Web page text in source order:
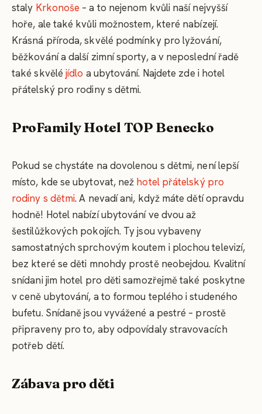
staly Krkonoše – a to nejenom kvůli naší nejvyšší
hoře, ale také kvůli možnostem, které nabízejí.
Krásná příroda, skvělé podmínky pro lyžování,
běžkování a další zimní sporty, a v neposlední řadě
také skvěléjídlo a ubytování. Najdete zde i hotel
přátelský pro rodiny s dětmi.
ProFamily Hotel TOP Benecko
Pokud se chystáte na dovolenou s dětmi, není lepší
místo, kde se ubytovat, než hotel přátelský pro
rodiny s dětmi. A nevadí ani, když máte dětí opravdu
hodně! Hotel nabízí ubytování ve dvou až
šestilůžkových pokojích. Ty jsou vybaveny
samostatných sprchovým koutem i plochou televizí,
bez které se děti mnohdy prostě neobejdou. Kvalitní
snídani jim hotel pro děti samozřejmě také poskytne
v ceně ubytování, a to formou teplého i studeného
bufetu. Snídaně jsou vyvážené a pestré – prostě
připraveny pro to, aby odpovídaly stravovacích
potřeb dětí.
Zábava pro děti